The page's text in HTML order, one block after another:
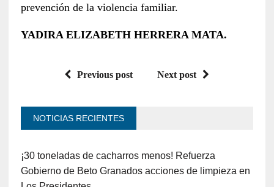
prevención de la violencia familiar.
YADIRA ELIZABETH HERRERA MATA.
Previous post Next post
NOTICIAS RECIENTES
¡30 toneladas de cacharros menos! Refuerza
Gobierno de Beto Granados acciones de limpieza en